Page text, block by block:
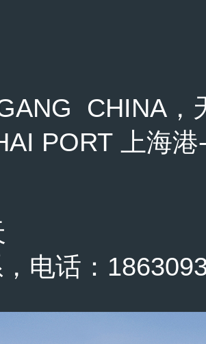
CHINA，天
PORT 上海
电话：